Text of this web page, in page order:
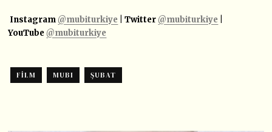
Instagram @mubiturkiye | Twitter @mubiturkiye
YouTube @mubiturkiye
FILM MUBI ŞUBAT